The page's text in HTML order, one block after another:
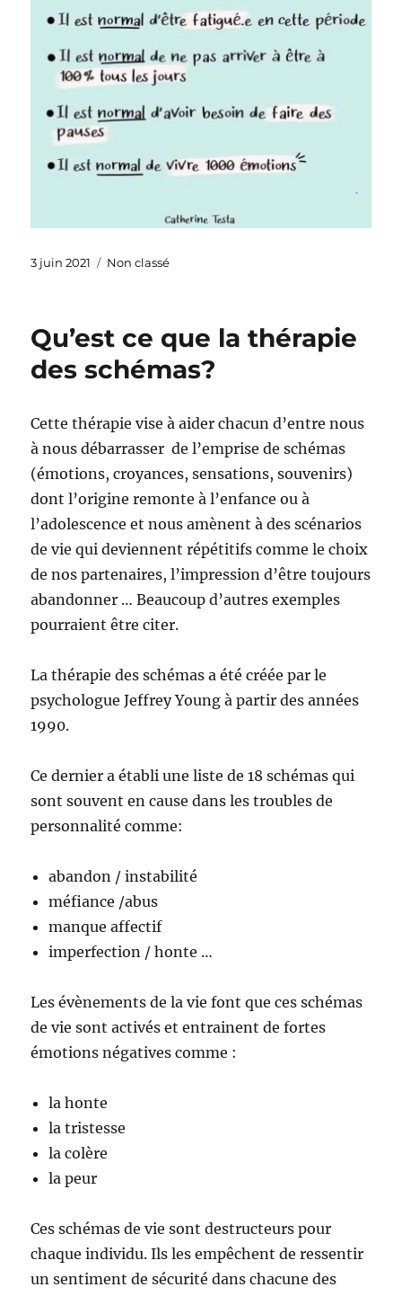
Publié
3 juin 2021 Catégories
Non classé
Qu’est ce que la thérapie
des schémas?
Cette thérapie vise à aider chacun d’entre nous
à nous débarrasser de l’emprise de schémas
(émotions, croyances, sensations, souvenirs)
dont l’origine remonte à l’enfance ou à
l’adolescence et nous amènent à des scénarios
de vie qui deviennent répétitifs comme le choix
de nos partenaires, l’impression d’être toujours
abandonner … Beaucoup d’autres exemples
pourraient être citer.
La thérapie des schémas a été créée par le
psychologue Jeffrey Young à partir des années
1990.
Ce dernier a établi une liste de 18 schémas qui
sont souvent en cause dans les troubles de
personnalité comme:
abandon / instabilité
méfiance /abus
manque affectif
imperfection / honte …
Les évènements de la vie font que ces schémas
de vie sont activés et entrainent de fortes
émotions négatives comme :
la honte
la tristesse
la colère
la peur
Ces schémas de vie sont destructeurs pour
chaque individu. Ils les empêchent de ressentir
un sentiment de sécurité dans chacune des